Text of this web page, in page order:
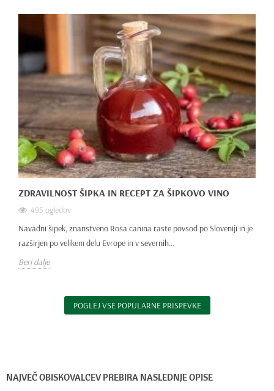
ZDRAVILNOST ŠIPKA IN RECEPT ZA ŠIPKOVO VINO
495 ogledov
Navadni šipek, znanstveno Rosa canina raste povsod po Sloveniji in je
razširjen po velikem delu Evrope in v severnih...
Beri dalje
POGLEJ VSE POPULARNE PRISPEVKE
NAJVEČ OBISKOVALCEV PREBIRA NASLEDNJE OPISE